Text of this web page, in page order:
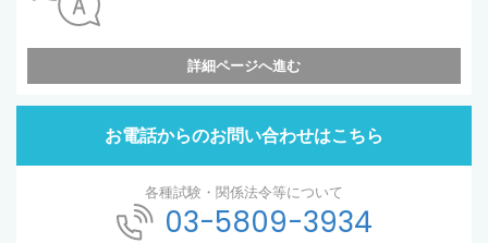
詳細ページへ進む
お電話からのお問い合わせはこちら
各種試験・関係法令等について
03-5809-3934